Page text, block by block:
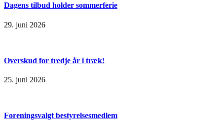
Dagens tilbud holder sommerferie
29. juni 2026
Overskud for tredje år i træk!
25. juni 2026
Foreningsvalgt bestyrelsesmedlem